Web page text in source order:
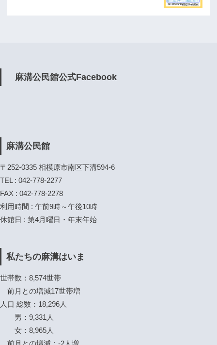
麻溝公民館公式Facebook
麻溝公民館
〒252-0335 相模原市南区下溝594-6
TEL : 042-778-2277
FAX : 042-778-2278
利用時間 : 午前9時～午後10時
休館日 : 第4月曜日・年末年始
私たちの麻溝はいま
世帯数：8,574世帯
前月との増減17世帯増
人口 総数：18,296人
男：9,331人
女：8,965人